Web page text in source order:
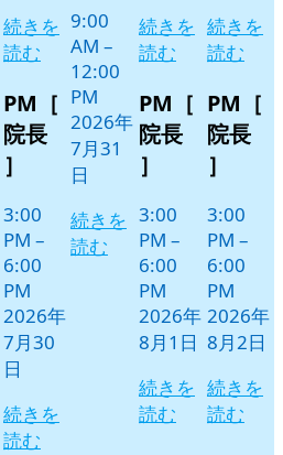
続きを
読む
PM［
院長
］
3:00
PM –
6:00
PM
2026年
7月30
日
続きを
読む
9:00
AM –
12:00
PM
2026年
7月31
日
続きを
読む
続きを
読む
PM［
院長
］
3:00
PM –
6:00
PM
2026年
8月1日
続きを
読む
続きを
読む
PM［
院長
］
3:00
PM –
6:00
PM
2026年
8月2日
続きを
読む